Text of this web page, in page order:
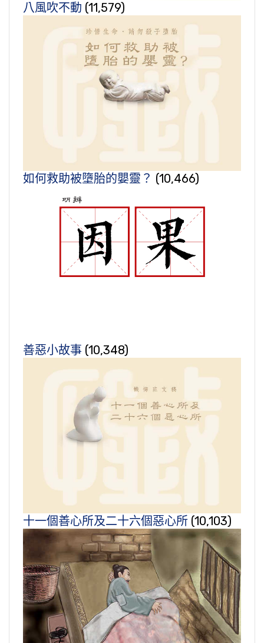
八風吹不動 (11,579)
如何救助被墮胎的嬰靈？ (10,466)
善惡小故事 (10,348)
十一個善心所及二十六個惡心所 (10,103)